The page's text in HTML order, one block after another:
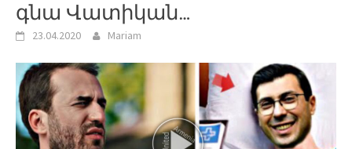
գնա Վատիկան…
23.04.2020 Mariam